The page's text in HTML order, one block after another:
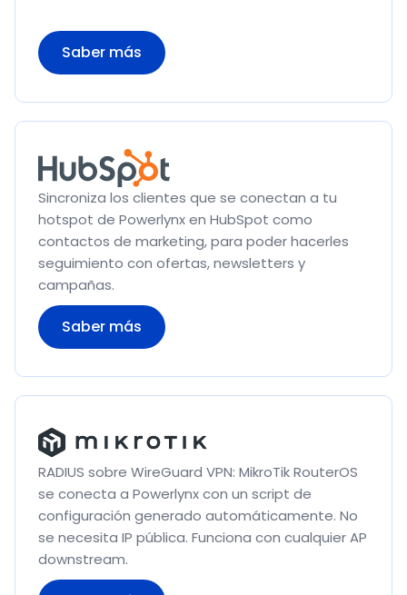
Saber más
Sincroniza los clientes que se conectan a tu
hotspot de Powerlynx en HubSpot como
contactos de marketing, para poder hacerles
seguimiento con ofertas, newsletters y
campañas.
Saber más
RADIUS sobre WireGuard VPN: MikroTik RouterOS
se conecta a Powerlynx con un script de
configuración generado automáticamente. No
se necesita IP pública. Funciona con cualquier AP
downstream.